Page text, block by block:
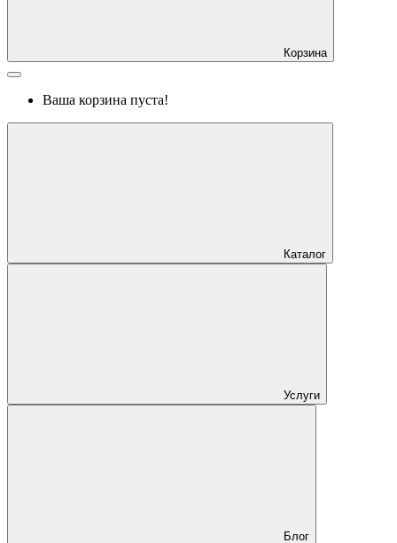
Корзина
Ваша корзина пуста!
Каталог
Услуги
Блог